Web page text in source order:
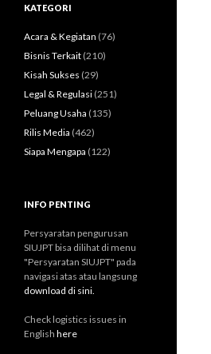
u
t
u
:
KATEGORI
Acara & Kegiatan (76)
Bisnis Terkait (210)
Kisah Sukses (29)
Legal & Regulasi (251)
Peluang Usaha (135)
Rilis Media (462)
Siapa Mengapa (122)
INFO PENTING
Persyaratan pengurusan
SIUJPT bisa dilihat di menu
"Persyaratan SIUJPT" pada
navigasi atas atau langsung
download di sini.
Check logistics issues in
English here